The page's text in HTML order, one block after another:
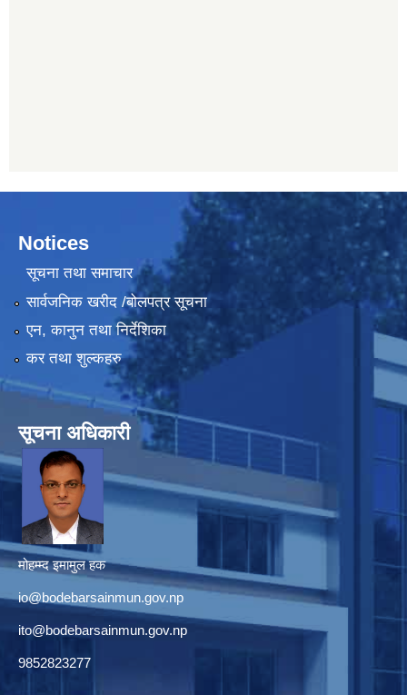
Notices
सूचना तथा समाचार
सार्वजनिक खरीद /बोलपत्र सूचना
एन, कानुन तथा निर्देशिका
कर तथा शुल्कहरु
सूचना अधिकारी
मोहम्म्द इमामुल हक
io@bodebarsainmun.gov.np
ito@bodebarsainmun.gov.np
9852823277